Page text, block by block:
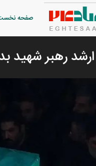
صفحه
ارشد رهبر